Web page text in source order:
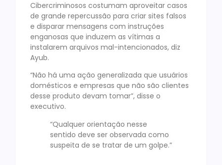
Cibercriminosos costumam aproveitar casos
de grande repercussão para criar sites falsos
e disparar mensagens com instruções
enganosas que induzem as vítimas a
instalarem arquivos mal-intencionados, diz
Ayub.
“Não há uma ação generalizada que usuários
domésticos e empresas que não são clientes
desse produto devam tomar”, disse o
executivo.
“Qualquer orientação nesse
sentido deve ser observada como
suspeita de se tratar de um golpe.”